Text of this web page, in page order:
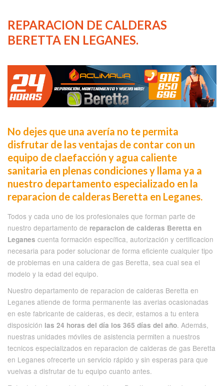
REPARACION DE CALDERAS
BERETTA EN LEGANES.
No dejes que una avería no te permita
disfrutar de las ventajas de contar con un
equipo de claefacción y agua caliente
sanitaria en plenas condiciones y llama ya a
nuestro departamento especializado en la
reparacion de calderas Beretta en Leganes.
Todos y cada uno de los profesionales que forman parte de
nuestro departamento de reparacion de calderas Beretta en
Leganes cuenta formación específica, autorización y certificacion
necesaria para poder solucionar de forma eficiente cualquier tipo
de problemas en una caldera de gas Beretta, sea cual sea el
modelo y la edad del equipo.
Nuestro departamento de reparacion de calderas Beretta en
Leganes atiende de forma permanente las averias ocasionadas
en este fabricante de calderas, es decir, estamos a tu entera
disposición las 24 horas del día los 365 días del año. Además,
nuestras unidades móviles de asistencia permiten a nuestros
tecnicos especializados en reparacion de calderas de gas Beretta
en Leganes ofrecerte un servicio rápido y sin esperas para que
vuelvas a disfrutar de tu equipo cuanto antes.